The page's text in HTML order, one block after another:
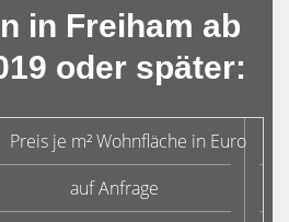
in Freiham ab
oder später:
Preis je m² Wohnfläche in Euro
auf Anfrage